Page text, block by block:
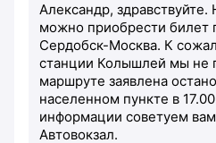
Александр, здравствуйте.
можно приобрести билет
Сердобск-Москва. К
станции Колышлей мы не
маршруте заявлена
населенном пункте в
информации советуем вам
Автовокзал.